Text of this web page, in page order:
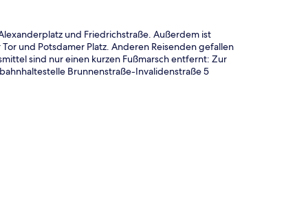
und Friedrichstraße. Außerdem ist
und Potsdamer Platz. Anderen Reisenden gefallen
sind nur einen kurzen Fußmarsch entfernt: Zur
Brunnenstraße-Invalidenstraße 5